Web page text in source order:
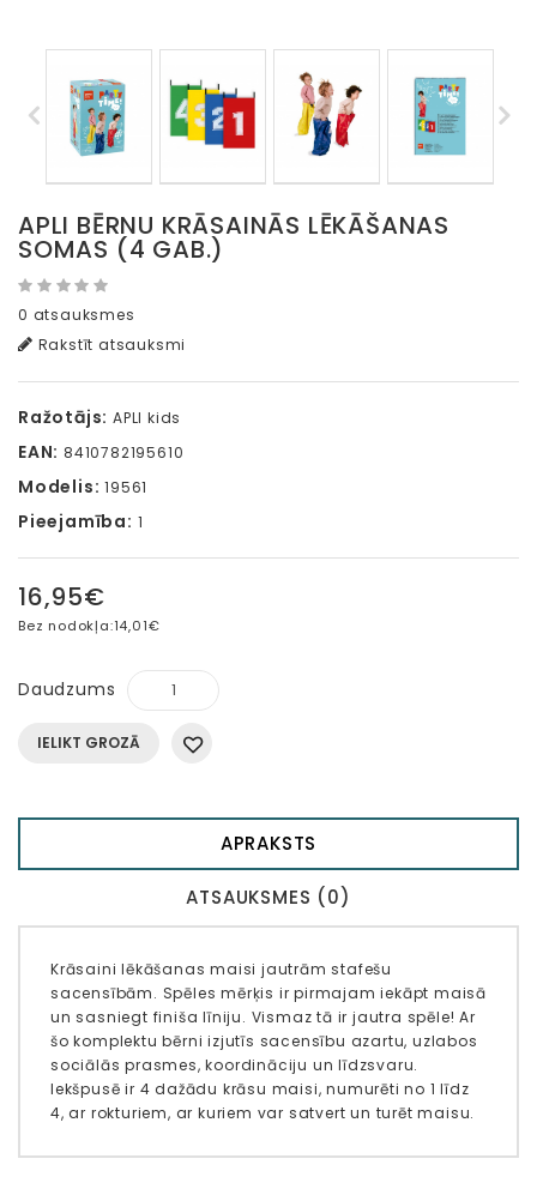
APLI BĒRNU KRĀSAINĀS LĒKĀŠANAS
SOMAS (4 GAB.)
0 atsauksmes
Rakstīt atsauksmi
Ražotājs: APLI kids
EAN: 8410782195610
Modelis: 19561
Pieejamība: 1
16,95€
Bez nodokļa:14,01€
Daudzums
IELIKT GROZĀ
APRAKSTS
ATSAUKSMES (0)
Krāsaini lēkāšanas maisi jautrām stafešu
sacensībām. Spēles mērķis ir pirmajam iekāpt maisā
un sasniegt finiša līniju. Vismaz tā ir jautra spēle! Ar
šo komplektu bērni izjutīs sacensību azartu, uzlabos
sociālās prasmes, koordināciju un līdzsvaru.
Iekšpusē ir 4 dažādu krāsu maisi, numurēti no 1 līdz
4, ar rokturiem, ar kuriem var satvert un turēt maisu.